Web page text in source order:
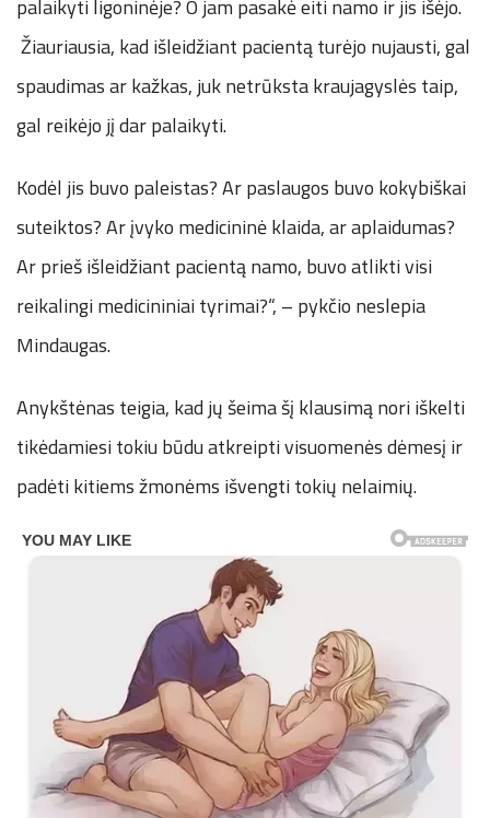
palaikyti ligoninėje? O jam pasakė eiti namo ir jis išėjo.
Žiauriausia, kad išleidžiant pacientą turėjo nujausti, gal
spaudimas ar kažkas, juk netrūksta kraujagyslės taip,
gal reikėjo jį dar palaikyti.
Kodėl jis buvo paleistas? Ar paslaugos buvo kokybiškai
suteiktos? Ar įvyko medicininė klaida, ar aplaidumas?
Ar prieš išleidžiant pacientą namo, buvo atlikti visi
reikalingi medicininiai tyrimai?“, – pykčio neslepia
Mindaugas.
Anykštėnas teigia, kad jų šeima šį klausimą nori iškelti
tikėdamiesi tokiu būdu atkreipti visuomenės dėmesį ir
padėti kitiems žmonėms išvengti tokių nelaimių.